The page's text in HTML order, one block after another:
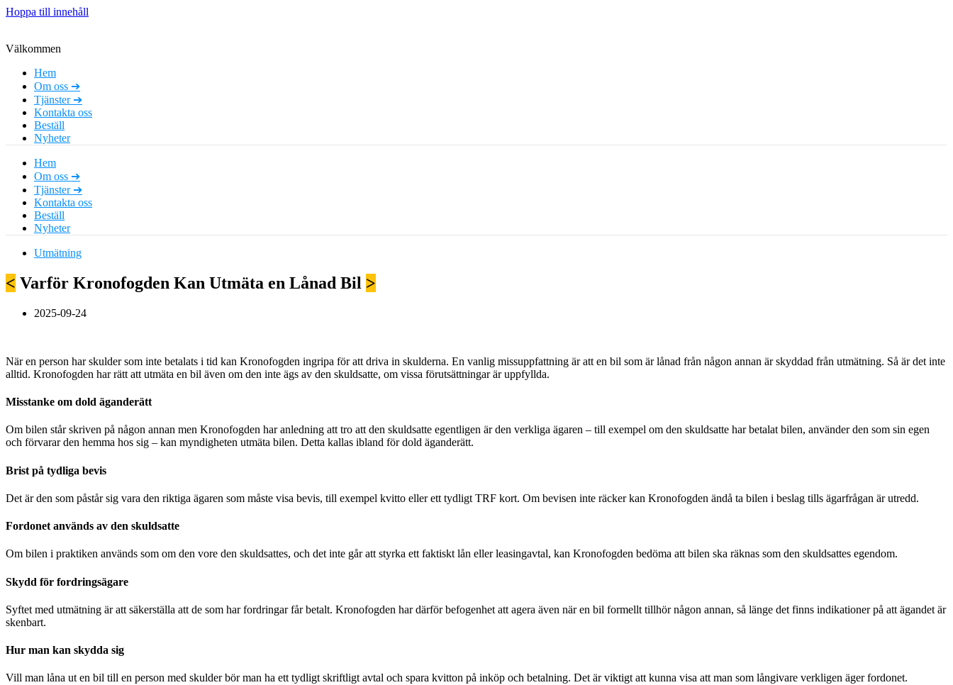
Hoppa till innehåll
Välkommen
Hem
Om oss ➔
Tjänster ➔
Kontakta oss
Beställ
Nyheter
Hem
Om oss ➔
Tjänster ➔
Kontakta oss
Beställ
Nyheter
Utmätning
< Varför Kronofogden Kan Utmäta en Lånad Bil >
2025-09-24
När en person har skulder som inte betalats i tid kan Kronofogden ingripa för att driva in skulderna. En vanlig missuppfattning är att en bil som är lånad från någon annan är skyddad från utmätning. Så är det inte
alltid. Kronofogden har rätt att utmäta en bil även om den inte ägs av den skuldsatte, om vissa förutsättningar är uppfyllda.
Misstanke om dold äganderätt
Om bilen står skriven på någon annan men Kronofogden har anledning att tro att den skuldsatte egentligen är den verkliga ägaren – till exempel om den skuldsatte har betalat bilen, använder den som sin egen
och förvarar den hemma hos sig – kan myndigheten utmäta bilen. Detta kallas ibland för dold äganderätt.
Brist på tydliga bevis
Det är den som påstår sig vara den riktiga ägaren som måste visa bevis, till exempel kvitto eller ett tydligt TRF kort. Om bevisen inte räcker kan Kronofogden ändå ta bilen i beslag tills ägarfrågan är utredd.
Fordonet används av den skuldsatte
Om bilen i praktiken används som om den vore den skuldsattes, och det inte går att styrka ett faktiskt lån eller leasingavtal, kan Kronofogden bedöma att bilen ska räknas som den skuldsattes egendom.
Skydd för fordringsägare
Syftet med utmätning är att säkerställa att de som har fordringar får betalt. Kronofogden har därför befogenhet att agera även när en bil formellt tillhör någon annan, så länge det finns indikationer på att ägandet är
skenbart.
Hur man kan skydda sig
Vill man låna ut en bil till en person med skulder bör man ha ett tydligt skriftligt avtal och spara kvitton på inköp och betalning. Det är viktigt att kunna visa att man som långivare verkligen äger fordonet.